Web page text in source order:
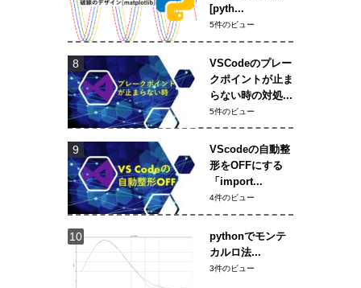
[pyth...
5件のビュー
VSCodeのプレー
クポイントが止ま
らない時の対処...
5件のビュー
VScodeの自動整
形をOFFにする
「import...
4件のビュー
pythonでモンテ
カルロ法...
3件のビュー